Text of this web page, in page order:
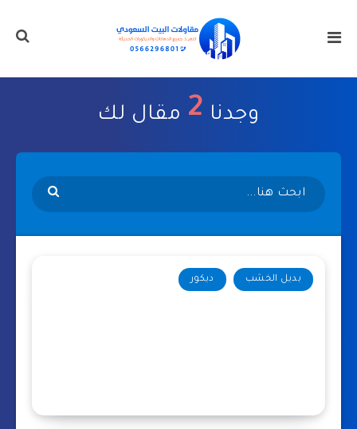
وجدنا 2 مقال لك
بديل الخشب ديكور